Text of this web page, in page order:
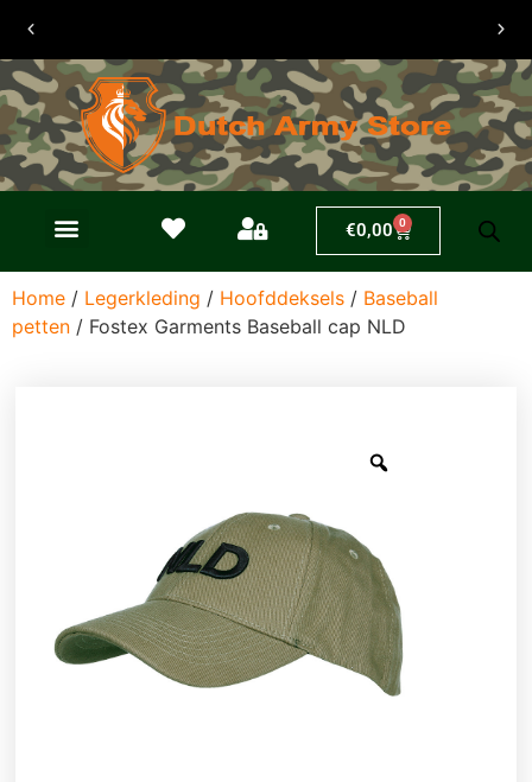
30 dagen
retouren
€0,00 0
Home / Legerkleding / Hoofddeksels / Baseball
petten / Fostex Garments Baseball cap NLD